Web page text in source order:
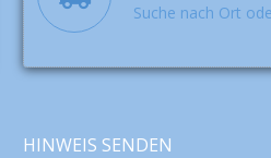
Suche nach Ort
HINWEIS SENDEN